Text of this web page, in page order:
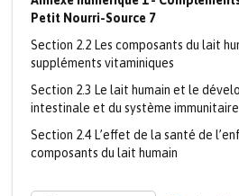
Petit Nourri-Source 7
Section 2.2 Les composants du lait
suppléments vitaminiques
Section 2.3 Le lait humain et le
intestinale et du système immunitaire
Section 2.4 L’effet de la santé de
composants du lait humain